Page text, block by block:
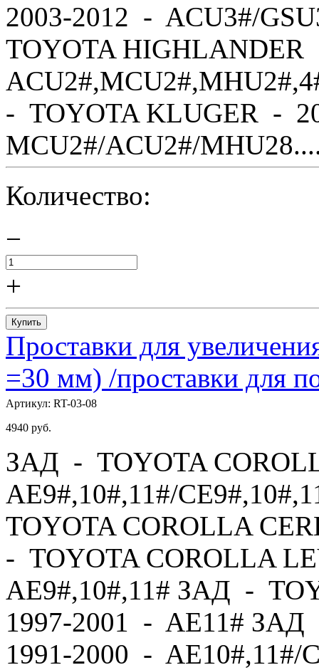
2003-2012 - ACU3#/
TOYOTA
- TOYOTA KLUGER -
MCU2#/ACU2#/
Количество:
−
+
Купить
Проставки для
=30 мм) /проставки для
Артикул: RT-03-08
4940 руб.
ЗАД - TOYOTA
AE9#,10#,11#/
TOYOTA COROLLA
- TOYOTA COROLLA
AE9#,10#,11# ЗАД -
1997-2001 - AE11#
1991-2000 - AE10#,11#/